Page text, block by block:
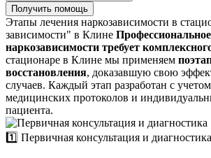
Получить помощь
Этапы лечения наркозависимости в
зависимости" в Клине
наркозависимости требует
стационаре в Клине мы применяем
восстановления, доказавшую свою
случаев. Каждый этап разработан с
медицинских протоколов и
пациента.
1️⃣ Первичная консультация и диагностика